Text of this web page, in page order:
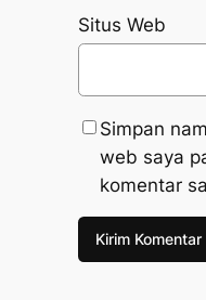
Situs Web
Simpan
web saya
komentar